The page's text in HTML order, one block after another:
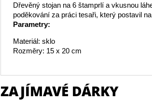
Dřevěný stojan na 6 štamprlí a vkusnou
poděkování za práci tesaři, který postavil
Parametry:
Materiál: sklo
Rozměry: 15 x 20 cm
ZAJÍMAVÉ DÁRKY